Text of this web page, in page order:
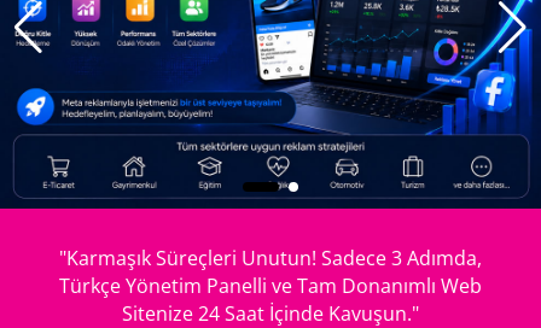
"Karmaşık Süreçleri Unutun! Sadece 3 Adımda,
Türkçe Yönetim Panelli ve Tam Donanımlı Web
Sitenize 24 Saat İçinde Kavuşun."